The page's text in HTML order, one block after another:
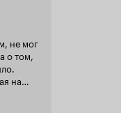
не мог
о том,
на
на